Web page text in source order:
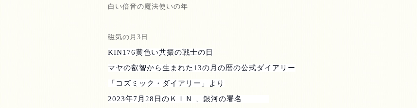
白い倍音の魔法使いの年
磁気の月 3 日
KIN176黄色い共振の戦士の日
マヤの叡智から生まれた 13の月の暦の公式ダイアリー
「コズミック・ダイアリー」より
2023年7 月 28 日のＫＩＮ 、銀河の署名